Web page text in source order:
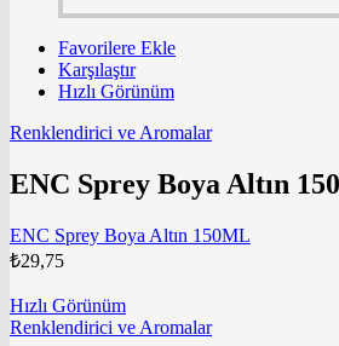
Favorilere Ekle
Karşılaştır
Hızlı Görünüm
Renklendirici ve Aromalar
ENC Sprey Boya Altın
ENC Sprey Boya Altın 150ML
₺29,75
Hızlı Görünüm
Renklendirici ve Aromalar